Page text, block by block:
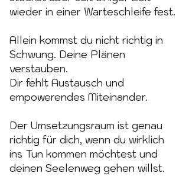
wieder in einer Warteschleife fest.
Allein kommst du nicht richtig in
Schwung. Deine Plänen
verstauben.
Dir fehlt Austausch und
empowerendes Miteinander.
Der Umsetzungsraum ist genau
richtig für dich, wenn du wirklich
ins Tun kommen möchtest und
deinen Seelenweg gehen willst.